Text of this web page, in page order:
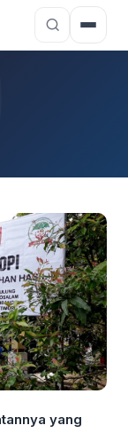
yang